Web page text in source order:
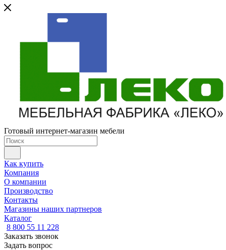
Готовый интернет-магазин мебели
Как купить
Компания
О компании
Производство
Контакты
Магазины наших партнеров
Каталог
8 800 55 11 228
Заказать звонок
Задать вопрос